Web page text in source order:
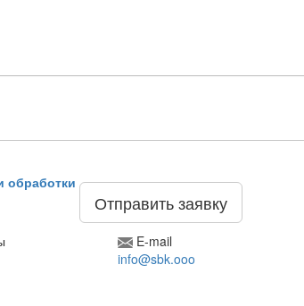
обработки
Отправить заявку
E-mail
info@sbk.ooo